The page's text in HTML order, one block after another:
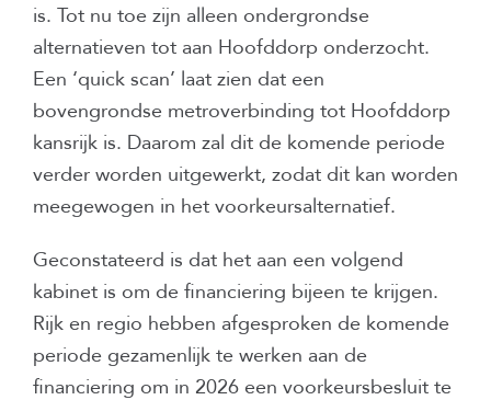
is. Tot nu toe zijn alleen ondergrondse
alternatieven tot aan Hoofddorp onderzocht.
Een ‘quick scan’ laat zien dat een
bovengrondse metroverbinding tot Hoofddorp
kansrijk is. Daarom zal dit de komende periode
verder worden uitgewerkt, zodat dit kan worden
meegewogen in het voorkeursalternatief.
Geconstateerd is dat het aan een volgend
kabinet is om de financiering bijeen te krijgen.
Rijk en regio hebben afgesproken de komende
periode gezamenlijk te werken aan de
financiering om in 2026 een voorkeursbesluit te